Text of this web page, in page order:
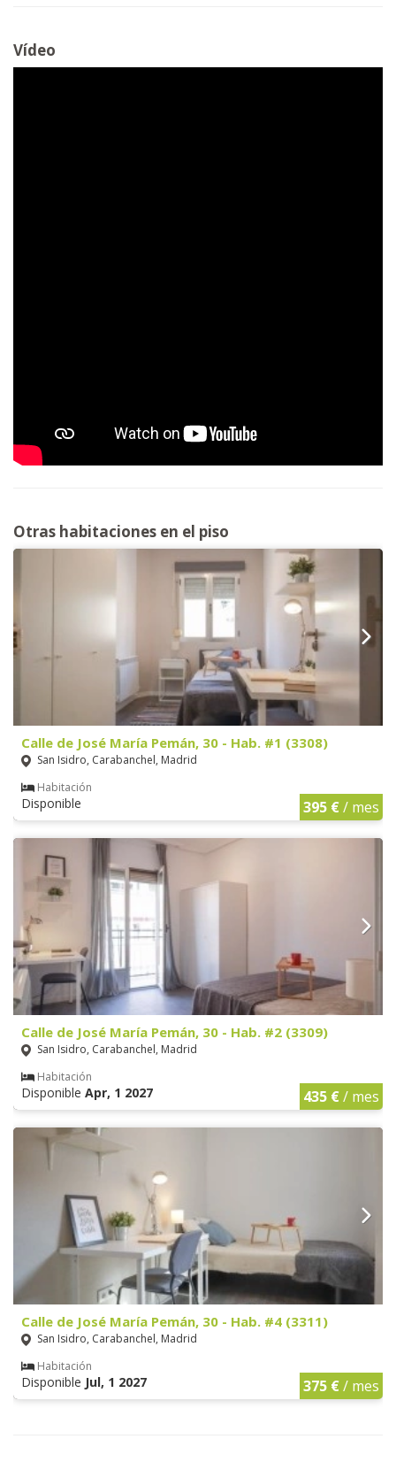
Vídeo
Otras habitaciones en el piso
Calle de José María Pemán, 30 - Hab. #1 (3308)
San Isidro, Carabanchel, Madrid
Habitación
Disponible 395 €/ mes
Calle de José María Pemán, 30 - Hab. #2 (3309)
San Isidro, Carabanchel, Madrid
Habitación
Disponible Apr, 1 2027 435 €/ mes
Calle de José María Pemán, 30 - Hab. #4 (3311)
San Isidro, Carabanchel, Madrid
Habitación
Disponible Jul, 1 2027 375 €/ mes